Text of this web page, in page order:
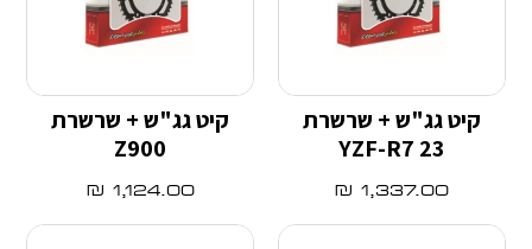
קיט גג"ש + שרשרת
YZF-R7 23
1,337.00
₪
קיט גג"ש + שרשרת
Z900
1,124.00
₪